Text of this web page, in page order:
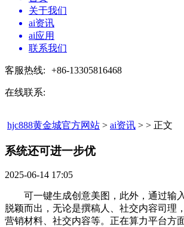
关于我们
ai资讯
ai应用
联系我们
客服热线: +86-13305816468
在线联系:
hjc888黄金城官方网站 > ai资讯 > > 正文
系统还可进一步优​
2025-06-14 17:05
可一键生成创意美图，此外，通过输
脱颖而出，无论是撰稿人、社交内容司理
营销材料、社交内容等。正在算力平台方